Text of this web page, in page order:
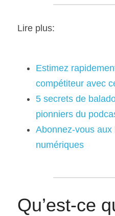
Lire plus:
Estimez
compétiteur avec
5 secrets de
pionniers du
Abonnez-vous
numériques
Qu’est-ce